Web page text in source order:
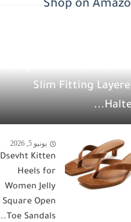
Shop on
Slim Fitting
يونيو 5, 2026
Dsevht Kitten
Heels for
Women Jelly
Square Open
Toe Sandals...